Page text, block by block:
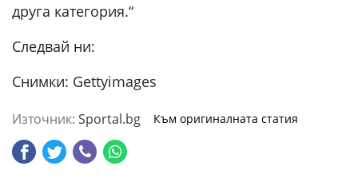
друга категория.“
Следвай ни:
Снимки: Gettyimages
Източник: Sportal.bg Към оригиналната статия